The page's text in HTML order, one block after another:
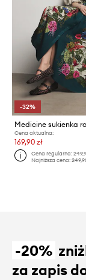
-32%
Cena aktualna:
169,90 zł
Cena regularna:
Najniższa cena:
-20%
za zapis